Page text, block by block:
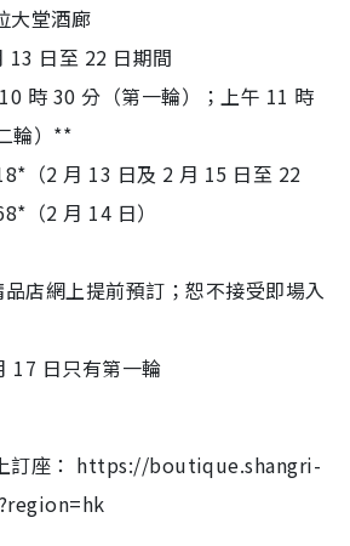
大堂酒廊
13 日至 22 日期間
時 30 分（第一輪）；上午 11 時
輪）**
（2 月 13 日及 2 月 15 日至 22
（2 月 14 日）
店網上提前預訂；恕不接受即場入
17 日只有第一輪
訂座： https://boutique.shangri-